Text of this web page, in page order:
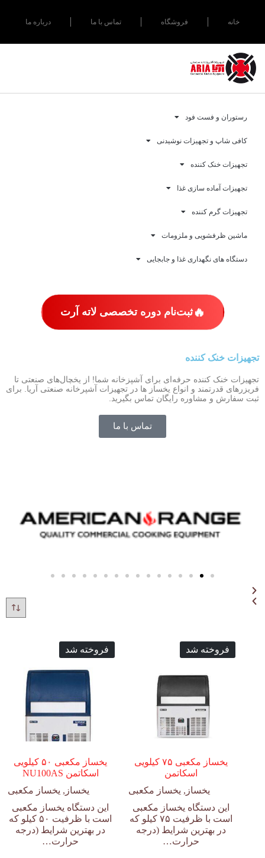
خانه فروشگاه تماس با ما درباره ما
رستوران و فست فود
کافی شاپ و تجهیزات نوشیدنی
تجهیزات خنک کننده
تجهیزات آماده سازی غذا
تجهیزات گرم کننده
ماشین ظرفشویی و ملزومات
دستگاه های نگهداری غذا و جابجایی
🔥ثبت‌نام دوره تخصصی لاته آرت
تجهیزات خنک کننده
تجهیزات خنک کننده حرفه‌ای برای آشپزخانه شما! از یخچال‌های صنعتی تا
فریزرهای قدرتمند و انواع یخساز ها در تجهیزات آشپرخانه صنعتی آریا. برای
ثبت سفارش و مشاوره رایگان تماس بگیرید.
تماس با ما
American Range
فروخته شد
یخساز مکعبی ۷۵ کیلویی
اسکاتمن
یخساز , یخساز مکعبی
این دستگاه یخساز مکعبی
است با ظرفیت ۷۵ کیلو که
در بهترین شرایط (درجه
حرارت…
فروخته شد
یخساز مکعبی ۵۰ کیلویی
اسکاتمن NU100AS
یخساز , یخساز مکعبی
این دستگاه یخساز مکعبی
است با ظرفیت ۵۰ کیلو که
در بهترین شرایط (درجه
حرارت…